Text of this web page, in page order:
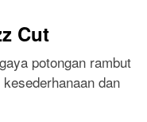
Cut
potongan rambut
dan